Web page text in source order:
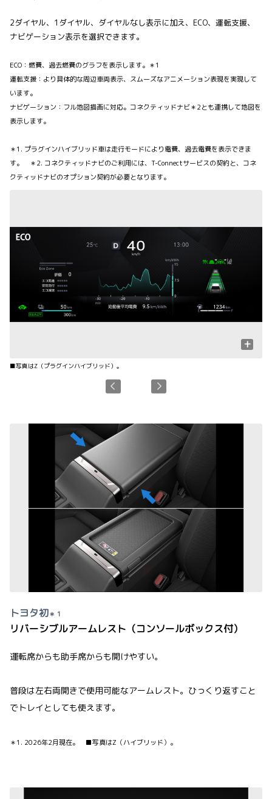
2ダイヤル、1ダイヤル、ダイヤルなし表示に加え、ECO、運転支援、
ナビゲーション表示を選択できます。
ECO：燃費、過去燃費のグラフを表示します。＊1
運転支援：より具体的な周辺車両表示、スムーズなアニメーション表現を実現して
います。
ナビゲーション：フル地図描画に対応。コネクティッドナビ＊2とも連携して地図を
表示します。
＊1. プラグインハイブリッド車は走行モードにより電費、過去電費を表示できま
す。 ＊2. コネクティッドナビのご利用には、T-Connectサービスの契約と、コネ
クティッドナビのオプション契約が必要となります。
+
■写真はZ（プラグインハイブリッド）。
トヨタ初＊ 1
リバーシブルアームレスト（コンソールボックス付）
運転席からも助手席からも開けやすい。
普段は左右両開きで使用可能なアームレスト。ひっくり返すこと
でトレイとしても使えます。
＊1. 2026年2月現在。 ■写真はZ（ハイブリッド）。